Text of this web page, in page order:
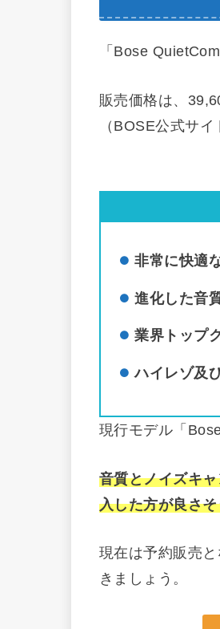
「Bose
販売価格は、
（BOSE公式サイ
非常に快適
進化した音
業界トップ
ハイレゾ及
現行モデル「
音質とノイズキ
入した方が良さ
現在は予約販売
きましょう。